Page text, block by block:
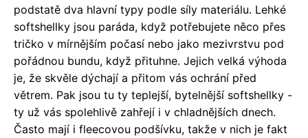
podstatě dva hlavní typy podle síly materiálu. Lehké
softshellky jsou paráda, když potřebujete něco přes
tričko v mírnějším počasí nebo jako mezivrstvu pod
pořádnou bundu, když přituhne. Jejich velká výhoda
je, že skvěle dýchají a přitom vás ochrání před
větrem. Pak jsou tu ty teplejší, bytelnější softshellky -
ty už vás spolehlivě zahřejí i v chladnějších dnech.
Často mají i fleecovou podšívku, takže v nich je fakt